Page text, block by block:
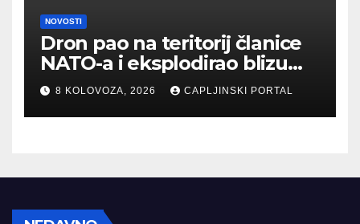
NOVOSTI
Dron pao na teritorij članice
NATO-a i eksplodirao blizu
plinovoda
8 KOLOVOZA, 2026 CAPLJINSKI PORTAL